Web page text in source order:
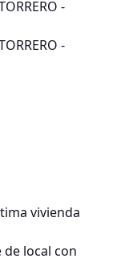
vivienda
local con